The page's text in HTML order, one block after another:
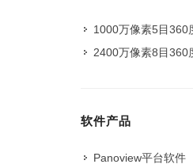
1000万像素5目360
2400万像素8目360
软件产品
Panoview平台软件